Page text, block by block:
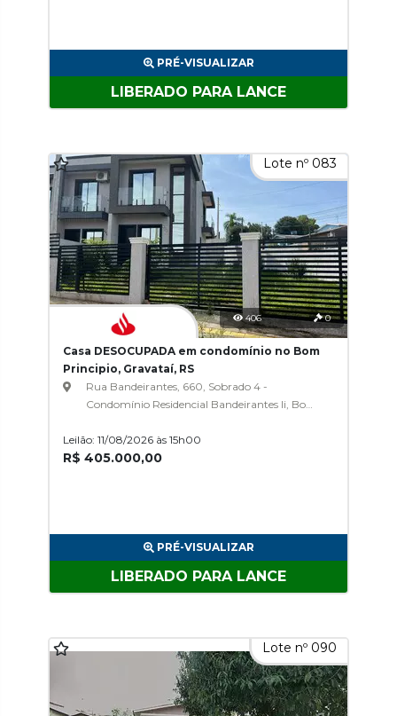
PRÉ-VISUALIZAR
LIBERADO PARA LANCE
Lote nº 083
406 0
Casa DESOCUPADA em condomínio no Bom
Principio, Gravataí, RS
Rua Bandeirantes, 660, Sobrado 4 -
Condomínio Residencial Bandeirantes Ii, Bom
Leilão: 11/08/2026 às 15h00
R$ 405.000,00
PRÉ-VISUALIZAR
LIBERADO PARA LANCE
Lote nº 090